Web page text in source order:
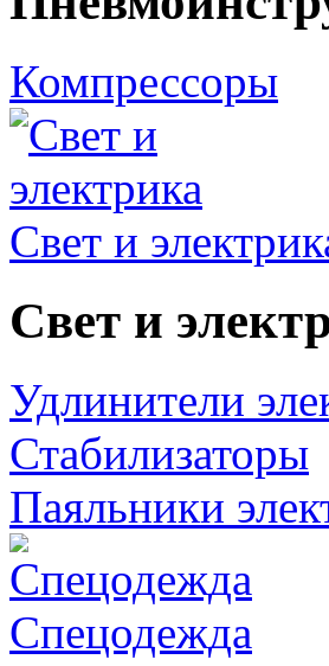
Компрессоры
Свет и
Свет и
Удлинители
Стабилизаторы
Паяльники
Спецодежда